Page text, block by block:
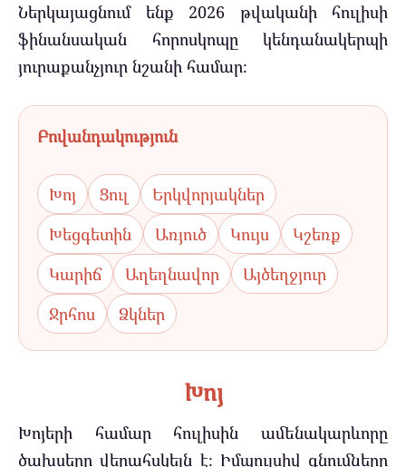
Ներկայացնում ենք 2026 թվականի հուլիսի
ֆինանսական հորոսկոպը կենդանակերպի
յուրաքանչյուր նշանի համար։
Բովանդակություն
Խոյ Ցուլ
Երկվորյակներ
Խեցգետին
Առյուծ Կույս
Կշեռք
Կարիճ
Աղեղնավոր
Այծեղջյուր
Ջրհոս
Ձկներ
Խոյ
Խոյերի համար հուլիսին ամենակարևորը
ծախսերը վերահսկելն է։ Իմպուլսիվ գնումները